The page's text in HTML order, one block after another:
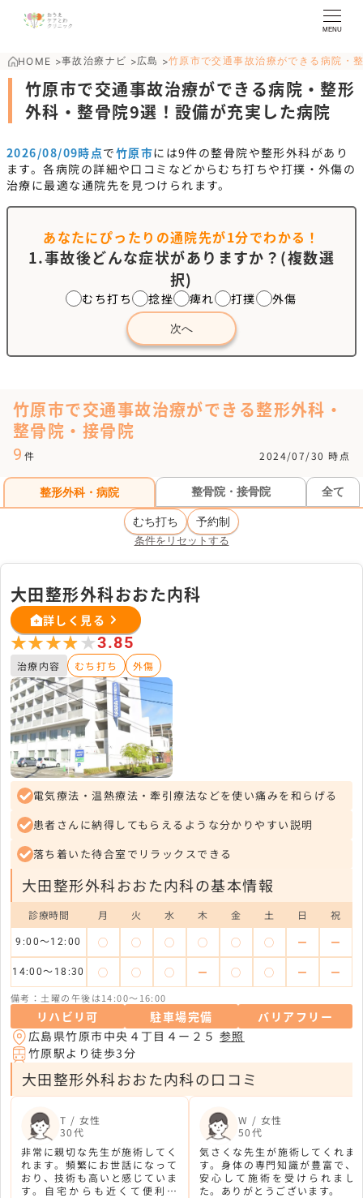
MENU
HOME >事故治療ナビ >広島 >竹原市で交通事故治療ができる病院・
竹原市で交通事故治療ができる病院・整形
外科・整骨院9選！設備が充実した病院
2026/08/09時点で竹原市には9件の整骨院や整形外科があり
ます。各病院の詳細や口コミなどからむち打ちや打撲・外傷の
治療に最適な通院先を見つけられます。
あなたにぴったりの通院先が1分でわかる！
1.事故後どんな症状がありますか？(複数選
択)
むち打ち 捻挫 痺れ 打撲 外傷
次へ
竹原市で交通事故治療ができる整形外科・
整骨院・接骨院
9 件 2024/07/30 時点
整形外科・病院 整骨院・接骨院 全て
むち打ち 予約制
条件をリセットする
大田整形外科おおた内科
詳しく見る
★★★★★
★★★★★3.85
治療内容 むち打ち 外傷
電気療法・温熱療法・牽引療法などを使い痛みを和らげる
患者さんに納得してもらえるような分かりやすい説明
落ち着いた待合室でリラックスできる
大田整形外科おおた内科の基本情報
診療時間 月 火 水 木 金 土 日 祝
9:00〜12:00 ◯ ◯ ◯ ◯ ◯ ◯ ー ー
14:00〜18:30 ◯ ◯ ◯ ー ◯ ◯ ー ー
備考：土曜の午後は14:00〜16:00
リハビリ可 駐車場完備
バリアフリー
広島県竹原市中央４丁目４ー２５参照
竹原駅より徒歩3分
大田整形外科おおた内科の口コミ
T / 女性
30代
非常に親切な先生が施術してく
れます。頻繁にお世話になって
おり、技術も高いと感じていま
す。自宅からも近くて便利で
W / 女性
50代
気さくな先生が施術してくれま
す。身体の専門知識が豊富で、
安心して施術を受けられまし
た。ありがとうございます。